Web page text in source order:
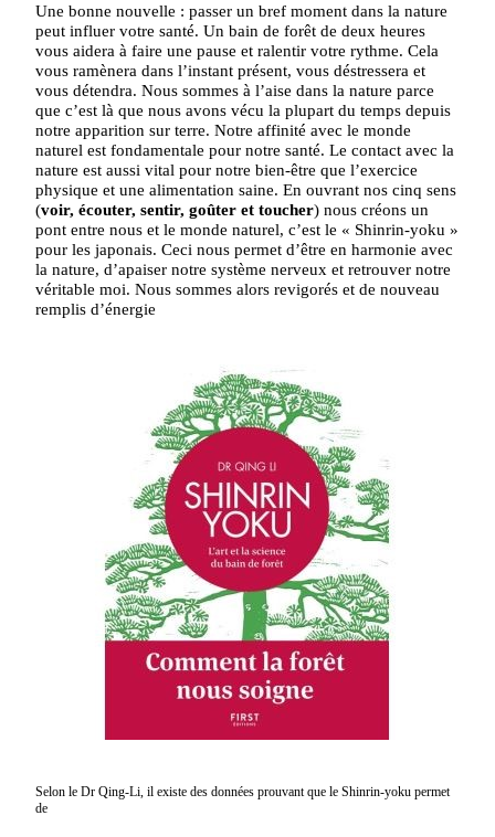
Une bonne nouvelle : passer un bref moment dans la nature
peut influer votre santé. Un bain de forêt de deux heures
vous aidera à faire une pause et ralentir votre rythme. Cela
vous ramènera dans l’instant présent, vous déstressera et
vous détendra. Nous sommes à l’aise dans la nature parce
que c’est là que nous avons vécu la plupart du temps depuis
notre apparition sur terre. Notre affinité avec le monde
naturel est fondamentale pour notre santé. Le contact avec la
nature est aussi vital pour notre bien-être que l’exercice
physique et une alimentation saine. En ouvrant nos cinq sens
(voir, écouter, sentir, goûter et toucher) nous créons un
pont entre nous et le monde naturel, c’est le « Shinrin-yoku »
pour les japonais. Ceci nous permet d’être en harmonie avec
la nature, d’apaiser notre système nerveux et retrouver notre
véritable moi. Nous sommes alors revigorés et de nouveau
remplis d’énergie
Selon le Dr Qing-Li, il existe des données prouvant que le Shinrin-yoku permet
de